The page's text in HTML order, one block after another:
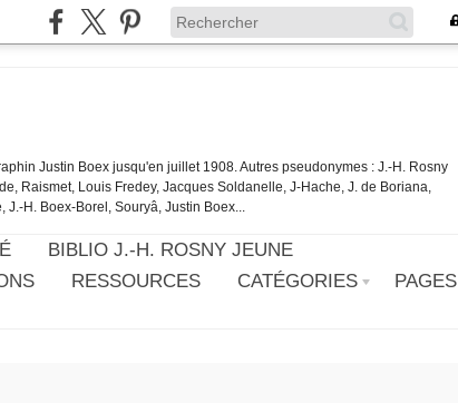
Justin Boex jusqu'en juillet 1908. Autres pseudonymes : J.-H. Rosny
Raismet, Louis Fredey, Jacques Soldanelle, J-Hache, J. de Boriana,
J.-H. Boex-Borel, Souryâ, Justin Boex...
BIBLIO J.-H. ROSNY JEUNE
RESSOURCES CATÉGORIES
PAGES